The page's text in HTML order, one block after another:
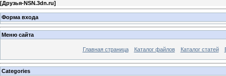
[Друзья-NSN.3dn.ru]
Форма входа
Меню сайта
Главная страница Каталог файлов Каталог статей
Categories